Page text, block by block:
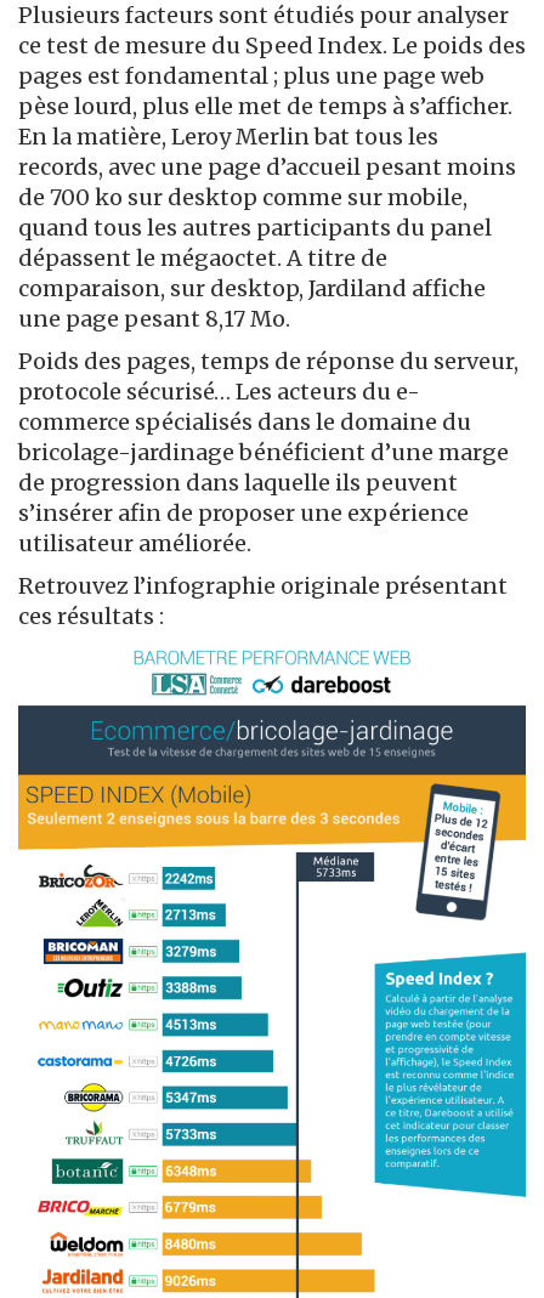
Plusieurs facteurs sont étudiés pour analyser
ce test de mesure du Speed Index. Le poids des
pages est fondamental ; plus une page web
pèse lourd, plus elle met de temps à s’afficher.
En la matière, Leroy Merlin bat tous les
records, avec une page d’accueil pesant moins
de 700 ko sur desktop comme sur mobile,
quand tous les autres participants du panel
dépassent le mégaoctet. A titre de
comparaison, sur desktop, Jardiland affiche
une page pesant 8,17 Mo.
Poids des pages, temps de réponse du serveur,
protocole sécurisé… Les acteurs du e-
commerce spécialisés dans le domaine du
bricolage-jardinage bénéficient d’une marge
de progression dans laquelle ils peuvent
s’insérer afin de proposer une expérience
utilisateur améliorée.
Retrouvez l’infographie originale présentant
ces résultats :